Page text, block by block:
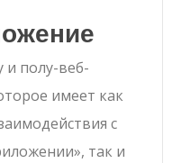
и полу-веб-
имеет как
с
так и